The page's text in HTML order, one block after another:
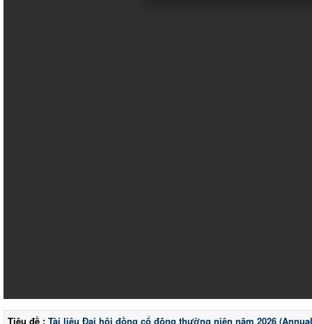
Tiêu đề : Tài liệu Đại hội đồng cổ đông thường niên năm 2026